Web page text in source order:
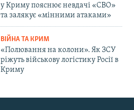
у Криму пояснює невдачі «СВО»
та залякує «мінними атаками»
ВІЙНА ТА КРИМ
«Полювання на колони». Як ЗСУ
ріжуть військову логістику Росії в
Криму